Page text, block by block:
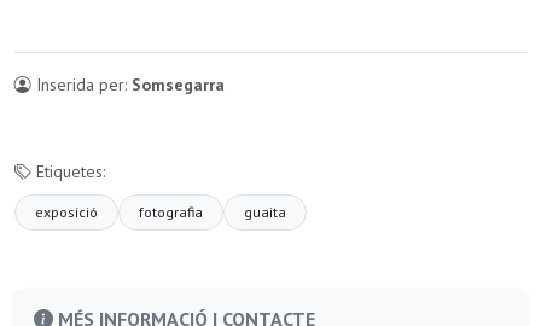
Inserida per: Somsegarra
Etiquetes:
exposició fotografia guaita
MÉS INFORMACIÓ I CONTACTE